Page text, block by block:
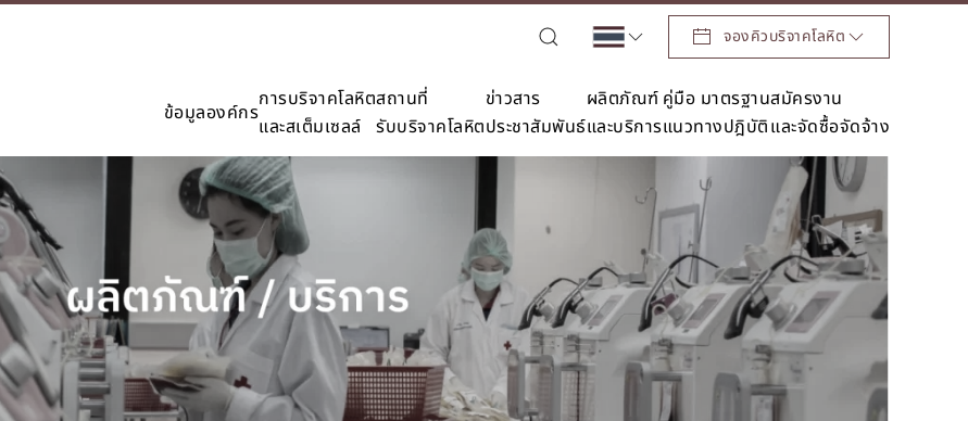
จองคิวบริจาคโลหิต
ข้อมูลองค์กร
การบริจาคโลหิต
และสเต็มเซลล์
สถานที่
รับบริจาคโลหิต
ข่าวสาร
ประชาสัมพันธ์
ผลิตภัณฑ์
และบริการ
คู่มือ มาตรฐาน
แนวทางปฎิบัติ
สมัครงาน
และจัดซื้อจัดจ้าง